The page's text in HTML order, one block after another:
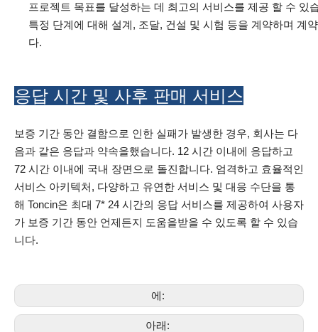
프로젝트 목표를 달성하는 데 최고의 서비스를 제공 할 수 있
특정 단계에 대해 설계, 조달, 건설 및 시험 등을 계약하며 계
다.
응답 시간 및 사후 판매 서비스
보증 기간 동안 결함으로 인한 실패가 발생한 경우, 회사는 다
음과 같은 응답과 약속을했습니다. 12 시간 이내에 응답하고
72 시간 이내에 국내 장면으로 돌진합니다. 엄격하고 효율적인
서비스 아키텍처, 다양하고 유연한 서비스 및 대응 수단을 통
해 Toncin은 최대 7* 24 시간의 응답 서비스를 제공하여 사용자
가 보증 기간 동안 언제든지 도움을받을 수 있도록 할 수 있습
니다.
에:
아래: